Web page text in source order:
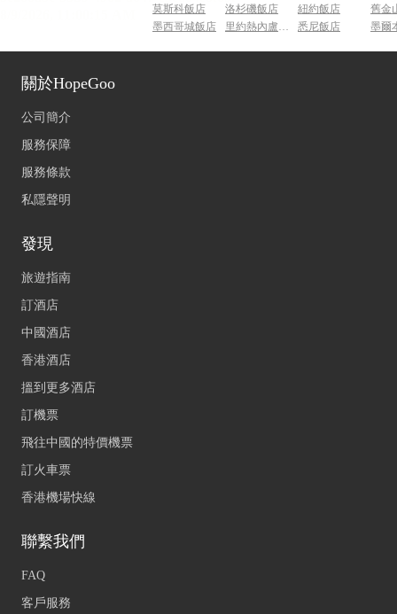
莫斯科飯店
洛杉磯飯店 紐約飯店
舊金
墨西哥城飯店
里約熱內盧飯店 悉尼飯店 墨爾
關於HopeGoo
公司簡介
服務保障
服務條款
私隱聲明
發現
旅遊指南
訂酒店
中國酒店
香港酒店
搵到更多酒店
訂機票
飛往中國的特價機票
訂火車票
香港機場快線
聯繫我們
FAQ
客戶服務